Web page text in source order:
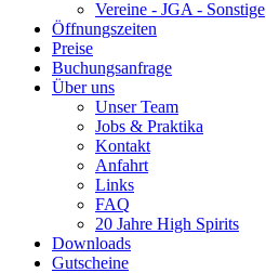
Vereine - JGA - Sonstige
Öffnungszeiten
Preise
Buchungsanfrage
Über uns
Unser Team
Jobs & Praktika
Kontakt
Anfahrt
Links
FAQ
20 Jahre High Spirits
Downloads
Gutscheine